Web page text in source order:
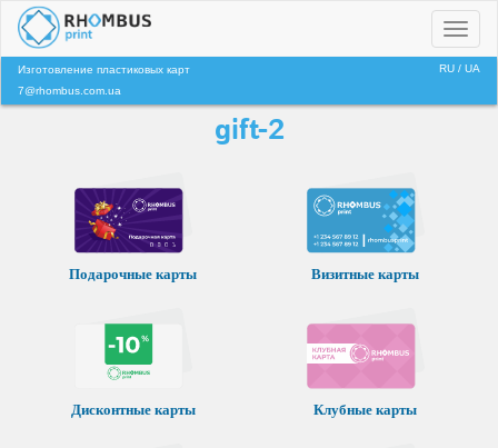
Изготовление пластиковых карт
7@rhombus.com.ua
RU/ UA
gift-2
Подарочные карты Визитные карты
Дисконтные карты Клубные карты